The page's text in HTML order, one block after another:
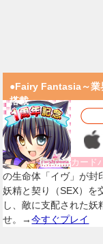
●Fairy Fantasia～業
搭載
カード
の生命体「イヴ」が封
妖精と契り（SEX）を
し、敵に支配された妖
せ。→今すぐプレイ